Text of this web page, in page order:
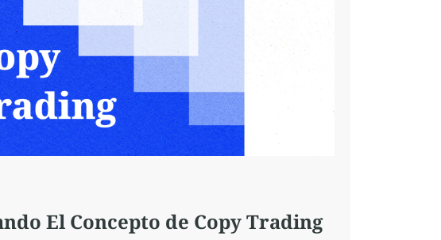
El Concepto de Copy Trading